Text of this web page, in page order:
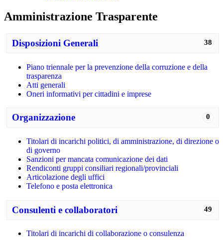
Amministrazione Trasparente
38
Disposizioni Generali
Piano triennale per la prevenzione della corruzione e della
trasparenza
Atti generali
Oneri informativi per cittadini e imprese
0
Organizzazione
Titolari di incarichi politici, di amministrazione, di direzione o
di governo
Sanzioni per mancata comunicazione dei dati
Rendiconti gruppi consiliari regionali/provinciali
Articolazione degli uffici
Telefono e posta elettronica
49
Consulenti e collaboratori
Titolari di incarichi di collaborazione o consulenza